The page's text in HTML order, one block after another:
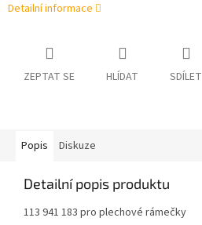
Detailní informace
ZEPTAT SE HLÍDAT SDÍLET
Popis Diskuze
Detailní popis produktu
113 941 183 pro plechové rámečky